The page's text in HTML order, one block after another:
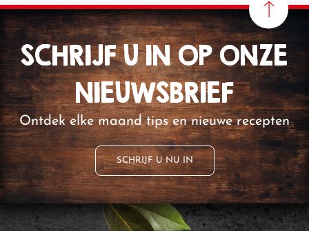
SCHRIJF U IN OP ONZE
NIEUWSBRIEF
Ontdek elke maand tips en nieuwe recepten
SCHRIJF U NU IN